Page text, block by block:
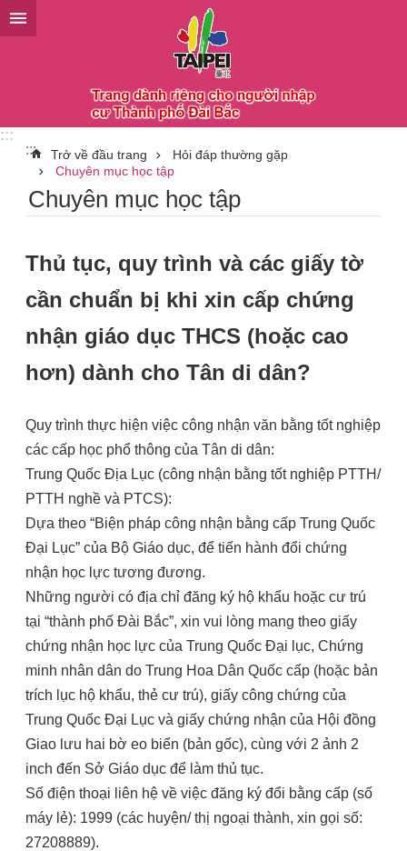
Chuyển đến khối nội dung chính
:::
:::
Trở về đầu trang
Hỏi đáp thường gặp
Chuyên mục học tập
Chuyên mục học tập
Thủ tục, quy trình và các giấy tờ
cần chuẩn bị khi xin cấp chứng
nhận giáo dục THCS (hoặc cao
hơn) dành cho Tân di dân?
Quy trình thực hiện việc công nhận văn bằng tốt nghiệp
các cấp học phổ thông của Tân di dân:
Trung Quốc Địa Lục (công nhận bằng tốt nghiệp PTTH/
PTTH nghề và PTCS):
Dựa theo “Biện pháp công nhận bằng cấp Trung Quốc
Đại Lục” của Bộ Giáo dục, để tiến hành đổi chứng
nhận học lực tương đương.
Những người có địa chỉ đăng ký hộ khẩu hoặc cư trú
tại “thành phố Đài Bắc”, xin vui lòng mang theo giấy
chứng nhận học lực của Trung Quốc Đại lục, Chứng
minh nhân dân do Trung Hoa Dân Quốc cấp (hoặc bản
trích lục hộ khẩu, thẻ cư trú), giấy công chứng của
Trung Quốc Đại Lục và giấy chứng nhận của Hội đồng
Giao lưu hai bờ eo biển (bản gốc), cùng với 2 ảnh 2
inch đến Sở Giáo dục để làm thủ tục.
Số điện thoại liên hệ về việc đăng ký đổi bằng cấp (số
máy lẻ): 1999 (các huyện/ thị ngoại thành, xin gọi số:
27208889).